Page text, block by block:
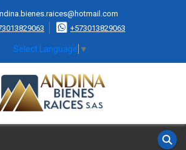
+573013829063
Select Language ▼